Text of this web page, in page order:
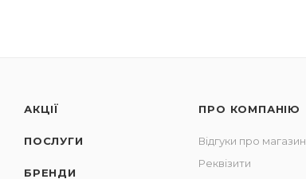
АКЦІЇ
ПОСЛУГИ
БРЕНДИ
ПРО КОМПАНІЮ
Відгуки про магазин
Реквізити